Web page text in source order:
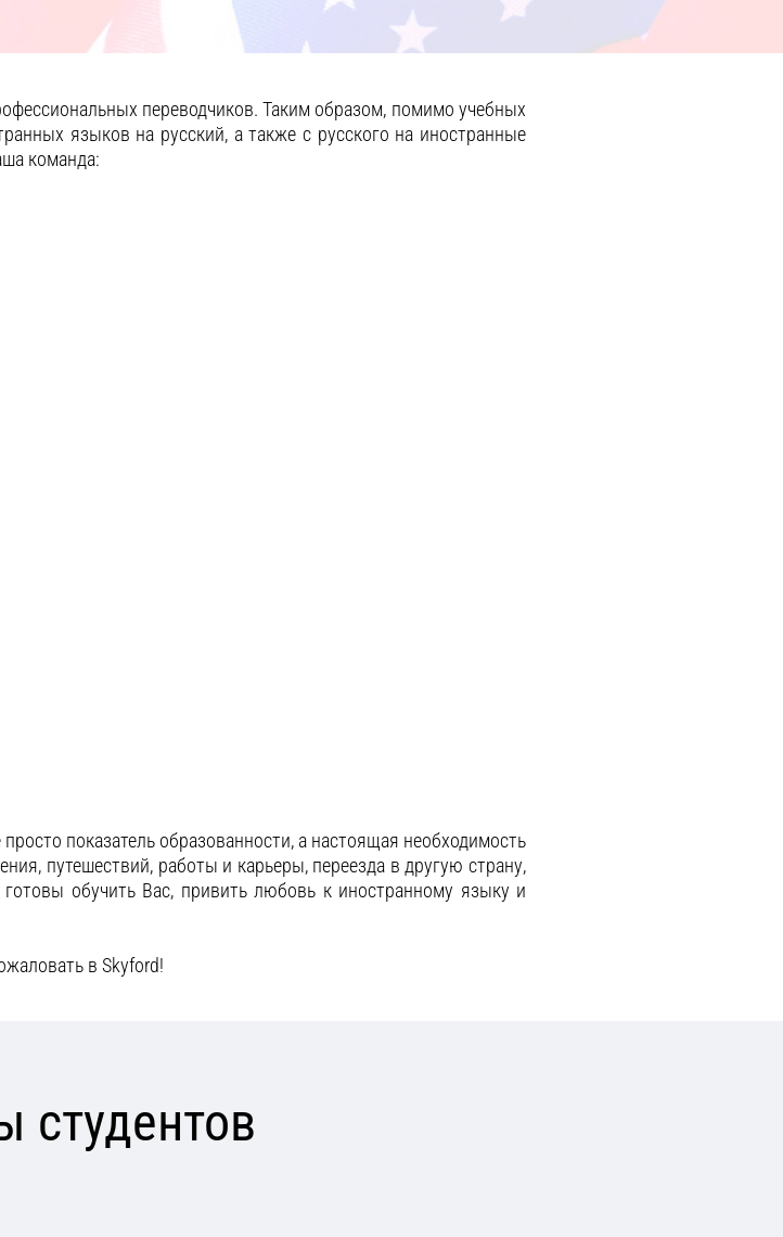
переводчиков. Таким образом, помимо учебных
языков на русский, а также с русского на иностранные
команда:
показатель образованности, а настоящая необходимость
путешествий, работы и карьеры, переезда в другую страну,
обучить Вас, привить любовь к иностранному языку и
в Skyford!
студентов